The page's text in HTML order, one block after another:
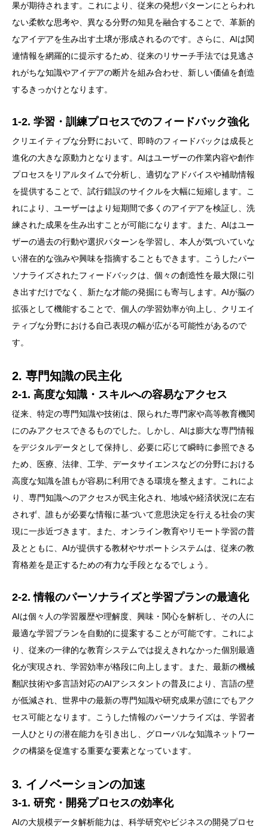
果が期待されます。これにより、従来の発想パターンにとらわれ
ない柔軟な思考や、異なる分野の知見を融合することで、革新的
なアイデアを生み出す土壌が形成されるのです。さらに、AIは関
連情報を網羅的に提示するため、従来のリサーチ手法では見逃さ
れがちな知識やアイデアの断片を組み合わせ、新しい価値を創造
するきっかけとなります。
1-2. 学習・訓練プロセスでのフィードバック強化
クリエイティブな分野において、即時のフィードバックは成長と
進化の大きな原動力となります。AIはユーザーの作業内容や創作
プロセスをリアルタイムで分析し、適切なアドバイスや補助情報
を提供することで、試行錯誤のサイクルを大幅に短縮します。こ
れにより、ユーザーはより短期間で多くのアイデアを検証し、洗
練された成果を生み出すことが可能になります。また、AIはユー
ザーの過去の行動や選択パターンを学習し、本人が気づいていな
い潜在的な強みや興味を指摘することもできます。こうしたパー
ソナライズされたフィードバックは、個々の創造性を最大限に引
き出すだけでなく、新たな才能の発掘にも寄与します。AIが脳の
拡張として機能することで、個人の学習効率が向上し、クリエイ
ティブな分野における自己表現の幅が広がる可能性があるので
す。
2. 専門知識の民主化
2-1. 高度な知識・スキルへの容易なアクセス
従来、特定の専門知識や技術は、限られた専門家や高等教育機関
にのみアクセスできるものでした。しかし、AIは膨大な専門情報
をデジタルデータとして保持し、必要に応じて瞬時に参照できる
ため、医療、法律、工学、データサイエンスなどの分野における
高度な知識を誰もが容易に利用できる環境を整えます。これによ
り、専門知識へのアクセスが民主化され、地域や経済状況に左右
されず、誰もが必要な情報に基づいて意思決定を行える社会の実
現に一歩近づきます。また、オンライン教育やリモート学習の普
及とともに、AIが提供する教材やサポートシステムは、従来の教
育格差を是正するための有力な手段となるでしょう。
2-2. 情報のパーソナライズと学習プランの最適化
AIは個々人の学習履歴や理解度、興味・関心を解析し、その人に
最適な学習プランを自動的に提案することが可能です。これによ
り、従来の一律的な教育システムでは捉えきれなかった個別最適
化が実現され、学習効率が格段に向上します。また、最新の機械
翻訳技術や多言語対応のAIアシスタントの普及により、言語の壁
が低減され、世界中の最新の専門知識や研究成果が誰にでもアク
セス可能となります。こうした情報のパーソナライズは、学習者
一人ひとりの潜在能力を引き出し、グローバルな知識ネットワー
クの構築を促進する重要な要素となっています。
3. イノベーションの加速
3-1. 研究・開発プロセスの効率化
AIの大規模データ解析能力は、科学研究やビジネスの開発プロセ